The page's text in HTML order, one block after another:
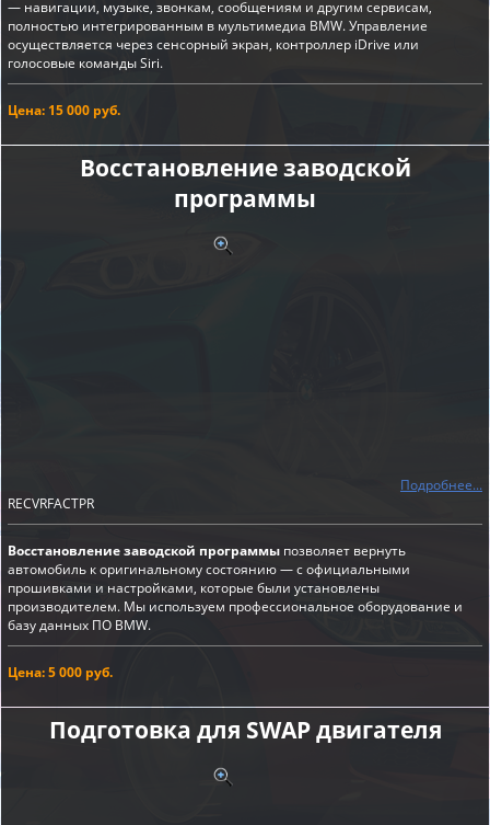
— навигации, музыке, звонкам, сообщениям и другим сервисам,
полностью интегрированным в мультимедиа BMW. Управление
осуществляется через сенсорный экран, контроллер iDrive или
голосовые команды Siri.
Цена: 15 000 руб.
Восстановление заводской
программы
Подробнее...
RECVRFACTPR
Восстановление заводской программы позволяет вернуть
автомобиль к оригинальному состоянию — с официальными
прошивками и настройками, которые были установлены
производителем. Мы используем профессиональное оборудование и
базу данных ПО BMW.
Цена: 5 000 руб.
Подготовка для SWAP двигателя